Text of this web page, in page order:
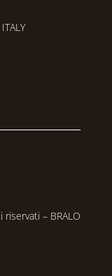
– BRALO